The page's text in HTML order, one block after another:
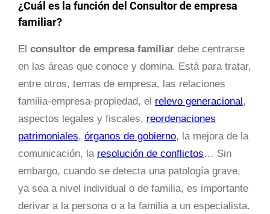
¿Cuál es la función del Consultor de empresa
familiar?
El consultor de empresa familiar debe centrarse
en las áreas que conoce y domina. Está para tratar,
entre otros, temas de empresa, las relaciones
familia-empresa-propiedad, el relevo generacional,
aspectos legales y fiscales, reordenaciones
patrimoniales, órganos de gobierno, la mejora de la
comunicación, la resolución de conflictos… Sin
embargo, cuando se detecta una patología grave,
ya sea a nivel individual o de familia, es importante
derivar a la persona o a la familia a un especialista.